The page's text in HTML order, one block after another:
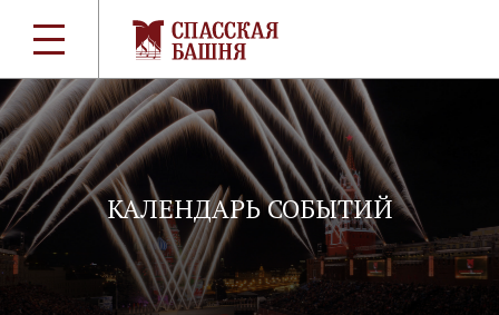
КАЛЕНДАРЬ СОБЫТИЙ